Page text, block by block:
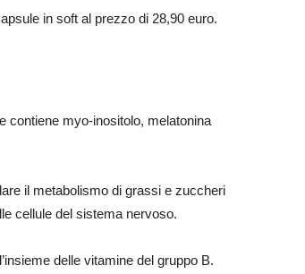
in soft al prezzo di 28,90 euro.
contiene myo-inositolo, melatonina
il metabolismo di grassi e zuccheri
cellule del sistema nervoso.
delle vitamine del gruppo B.